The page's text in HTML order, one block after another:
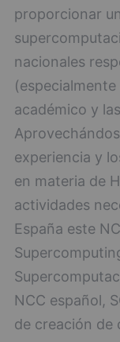
proporcionar
nacionales
(especialmente
académico y
experiencia y
en materia de
actividades
España este
NCC español,
de creación de